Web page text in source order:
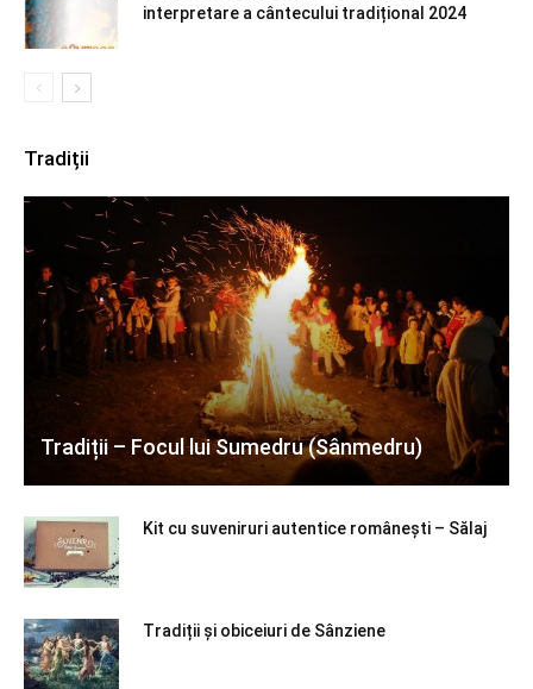
interpretare a cântecului tradițional 2024
Tradiții
Tradiții – Focul lui Sumedru (Sânmedru)
Kit cu suveniruri autentice românești – Sălaj
Tradiții și obiceiuri de Sânziene